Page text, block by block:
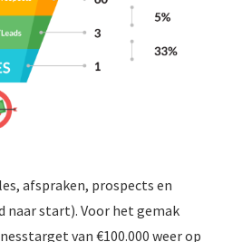
afspraken, prospects en
naar start). Voor het gemak
van €100.000 weer op